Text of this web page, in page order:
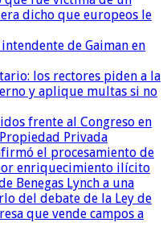
dicho que europeos le
de Gaiman en
los rectores piden a la
y aplique multas si no
frente al Congreso en
Privada
el procesamiento de
enriquecimiento ilícito
Benegas Lynch a una
del debate de la Ley de
que vende campos a